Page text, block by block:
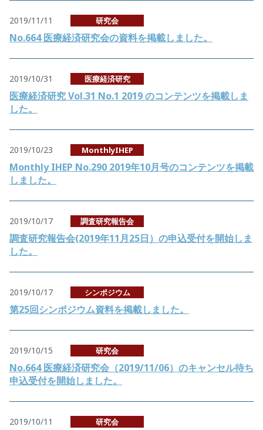
2019/11/11 研究会
No.664 医療経済研究会の資料を掲載しました。
2019/10/31 医療経済研究
医療経済研究 Vol.31 No.1 2019 のコンテンツを掲載しま
した。
2019/10/23 MonthlyIHEP
Monthly IHEP No.290 2019年10月号のコンテンツを掲載
しました。
2019/10/17 調査研究報告会
調査研究報告会(2019年11月25日）の申込受付を開始しま
した。
2019/10/17 シンポジウム
第25回シンポジウム資料を掲載しました。
2019/10/15 研究会
No.664 医療経済研究会（2019/11/06）のキャンセル待ち
申込受付を開始しました。
2019/10/11 研究会